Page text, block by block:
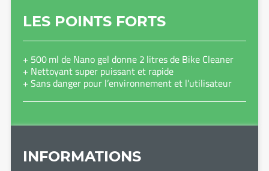
LES POINTS FORTS
+ 500 ml de Nano gel donne 2 litres de Bike Cleaner
+ Nettoyant super puissant et rapide
+ Sans danger pour l’environnement et l’utilisateur
INFORMATIONS